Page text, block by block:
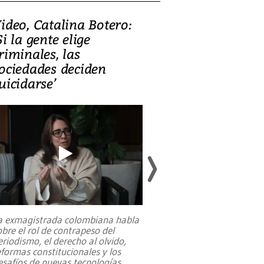
Catalina Botero:
la gente elige
las
deciden
exmagistrada colombiana habla
el rol de contrapeso del
el derecho al olvido,
constitucionales y los